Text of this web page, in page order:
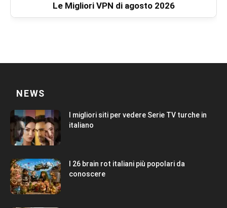
Le Migliori VPN di agosto 2026
NEWS
I migliori siti per vedere Serie TV turche in
italiano
I 26 brain rot italiani più popolari da
conoscere